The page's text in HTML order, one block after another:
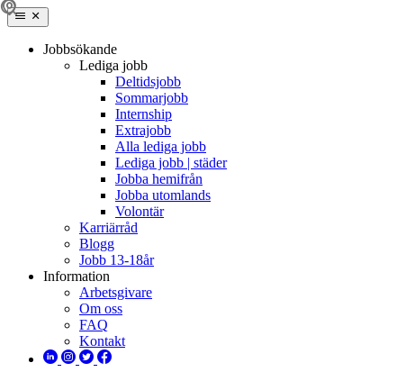
Jobbsökande
Lediga jobb
Deltidsjobb
Sommarjobb
Internship
Extrajobb
Alla lediga jobb
Lediga jobb | städer
Jobba hemifrån
Jobba utomlands
Volontär
Karriärråd
Blogg
Jobb 13-18år
Information
Arbetsgivare
Om oss
FAQ
Kontakt